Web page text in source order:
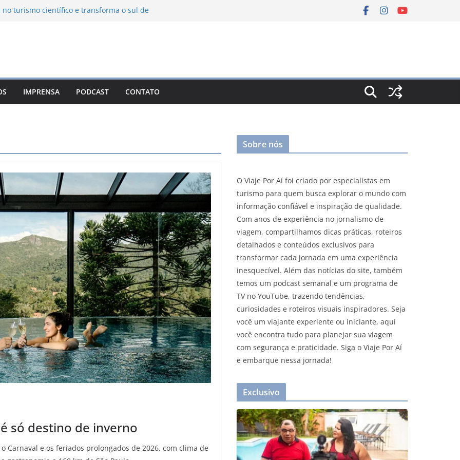
turismo científico e transforma o sul de
Campos do Jordão
León: o Pueblo Mágico com ruas
e turismo à beira da represa
IMPRENSA PODCAST CONTATO
só destino de inverno
Carnaval e os feriados prolongados de 2026, com clima de
Sobre nós
O Viaje Por Aí foi criado por especialistas em
turismo para quem busca explorar o mundo com
informação confiável e inspiração de qualidade.
Com anos de experiência no jornalismo de
viagem, compartilhamos dicas práticas, roteiros
detalhados e conteúdos exclusivos para
transformar cada jornada em uma experiência
inesquecível. Além das notícias do site, também
temos um podcast semanal e um programa de
TV no YouTube, trazendo tendências,
curiosidades e roteiros visuais inspiradores. Seja
você um viajante experiente ou iniciante, aqui
você encontra tudo para planejar sua viagem
com segurança e praticidade. Siga o Viaje Por Aí
e embarque nessa jornada!
Exclusivo